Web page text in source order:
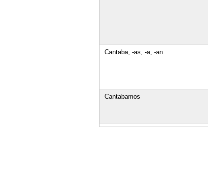
Cantaba, -as, -a, -an
Cantabamos